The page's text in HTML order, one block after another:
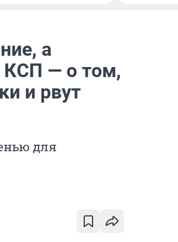
а
КСП — о том,
и рвут
для